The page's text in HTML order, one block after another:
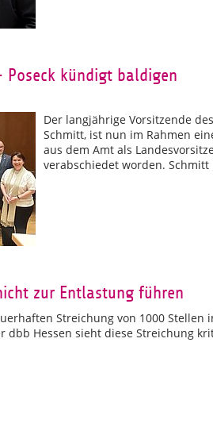
Poseck kündigt baldigen
Der langjährige Vorsitzende
Schmitt, ist nun im Rahmen
aus dem Amt als
verabschiedet worden.
zur Entlastung führen
Streichung von 1000 Stellen
dbb Hessen sieht diese Streichung